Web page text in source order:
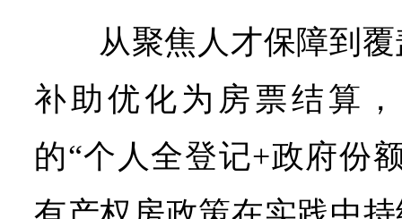
从聚焦人才保障到
补助优化为房票结算
的“个人全登记+政府份